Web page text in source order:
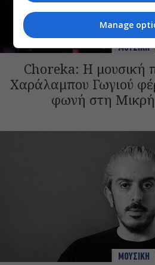
ΜΟΥΣΙΚΗ
Choreka: Η μουσική
Χαράλαμπου Γωγιού
φωνή στη
ΜΟΥΣΙΚΗ
Manage